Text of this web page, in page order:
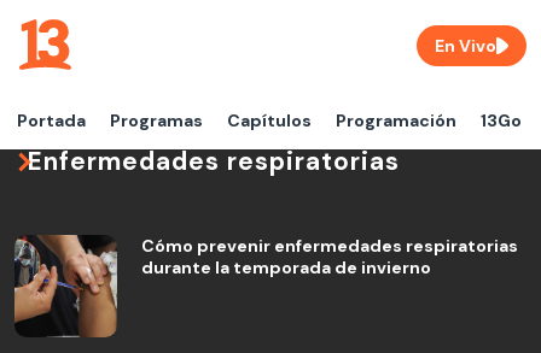
Portada Programas Capítulos Programación 13Go
En Vivo
Enfermedades respiratorias
Cómo prevenir enfermedades respiratorias
durante la temporada de invierno